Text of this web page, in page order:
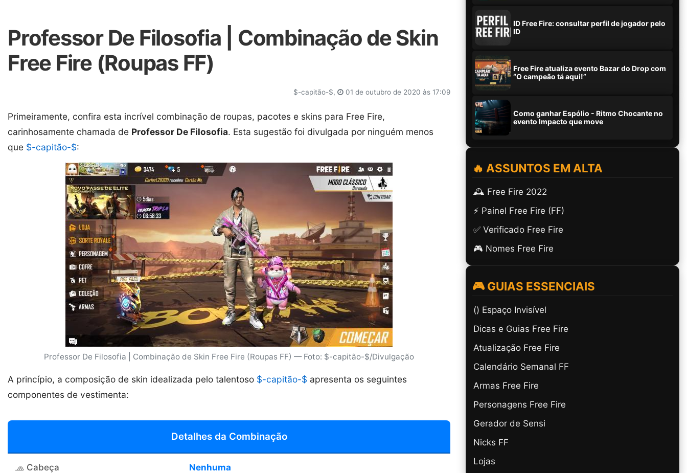
Professor De Filosofia | Combinação de Skin
Free Fire (Roupas FF)
$-capitão-$, 01 de outubro de 2020 às 17:09
Primeiramente, confira esta incrível combinação de roupas, pacotes e skins para Free Fire,
carinhosamente chamada de Professor De Filosofia. Esta sugestão foi divulgada por ninguém menos
que $-capitão-$:
Professor De Filosofia | Combinação de Skin Free Fire (Roupas FF) — Foto: $-capitão-$/Divulgação
A princípio, a composição de skin idealizada pelo talentoso $-capitão-$ apresenta os seguintes
componentes de vestimenta:
Detalhes da Combinação
🧢 Cabeça Nenhuma
ID Free Fire: consultar perfil de jogador pelo
ID
Free Fire atualiza evento Bazar do Drop com
“O campeão tá aqui!”
Como ganhar Espólio - Ritmo Chocante no
evento Impacto que move
🔥 ASSUNTOS EM ALTA
🕰️ Free Fire 2022
⚡ Painel Free Fire (FF)
✅ Verificado Free Fire
🎮 Nomes Free Fire
🎮 GUIAS ESSENCIAIS
(ㅤ) Espaço Invisível
Dicas e Guias Free Fire
Atualização Free Fire
Calendário Semanal FF
Armas Free Fire
Personagens Free Fire
Gerador de Sensi
Nicks FF
Lojas